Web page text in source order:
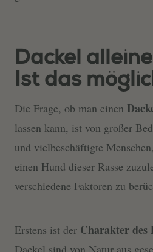
Dackel
Ist das
Die Frage, ob man einen
lassen kann, ist von großer
und vielbeschäftigte
einen Hund dieser Rasse
verschiedene Faktoren zu
Erstens ist der Charakter des
Dackel sind von Natur aus